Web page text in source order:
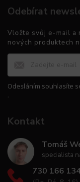
Odebírat
Vložte svůj e-mail a
nových produktech
Odesláním souhlasíte
.
Kontakt
Tomáš
specialista
730 166